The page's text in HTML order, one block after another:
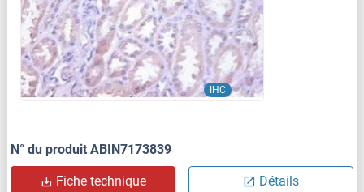
IHC
N° du produit ABIN7173839
Fiche technique Détails